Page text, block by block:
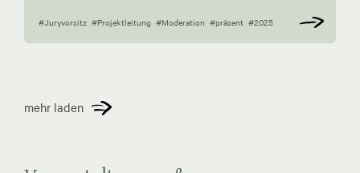
#Juryvorsitz #Projektleitung #Moderation #präsent #2025
mehr laden